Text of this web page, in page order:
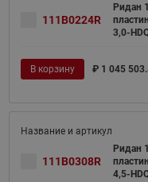
111B0224R
Ридан
3,0-
В корзину ₽ 1 045
111B0308R
Ридан
4,5-